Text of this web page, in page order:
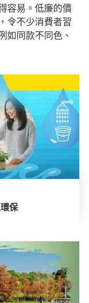
容易。低廉的價
令不少消費者習
如同款不同色、
又環保